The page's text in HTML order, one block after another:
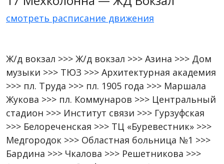
смотреть расписание движения
Ж/д вокзал >>> Ж/д вокзал >>> Азина >>> Дом
музыки >>> ТЮЗ >>> Архитектурная академия
>>> пл. Труда >>> пл. 1905 года >>> Маршала
Жукова >>> пл. Коммунаров >>> Центральный
стадион >>> Институт связи >>> Гурзуфская
>>> Белореченская >>> ТЦ «Буревестник» >>>
Медгородок >>> Областная больница №1 >>>
Бардина >>> Чкалова >>> Решетникова >>>